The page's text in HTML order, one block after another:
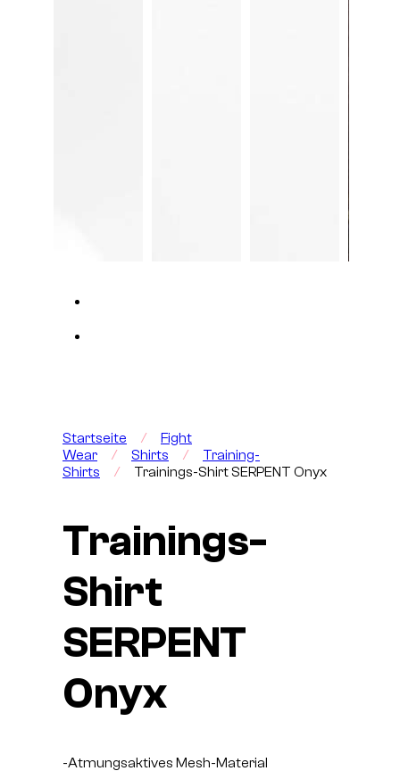
Startseite /
Fight
Wear
/ Shirts /
Training-
Shirts
/ Trainings-Shirt SERPENT Onyx
Trainings-
Shirt
SERPENT
Onyx
-Atmungsaktives Mesh-Material